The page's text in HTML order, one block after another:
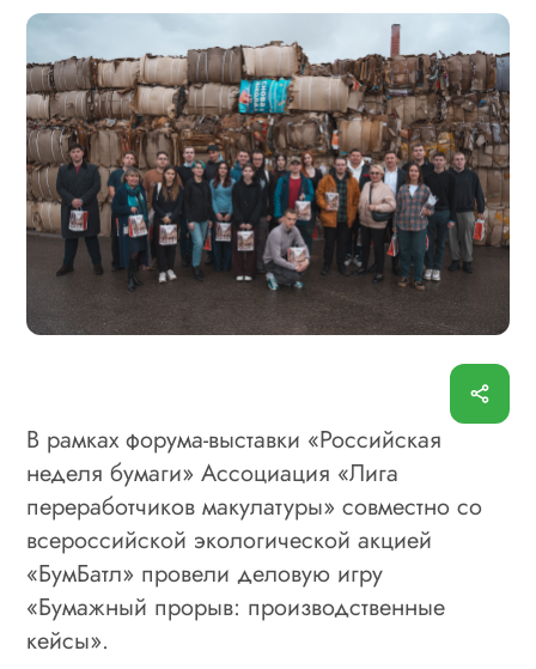
В рамках форума-выставки «Российская
неделя бумаги» Ассоциация «Лига
переработчиков макулатуры» совместно со
всероссийской экологической акцией
«БумБатл» провели деловую игру
«Бумажный прорыв: производственные
кейсы».